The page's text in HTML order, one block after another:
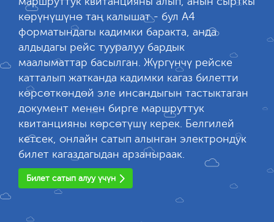
көрүнүшүнө таң калышат - бул А4
форматындагы кадимки баракта, анда
алдыдагы рейс тууралуу бардык
маалыматтар басылган. Жүргүнчү рейске
катталып жатканда кадимки кагаз билетти
көрсөткөндөй эле инсандыгын тастыктаган
документ менен бирге маршруттук
квитанцияны көрсөтүшү керек. Белгилей
кетсек, онлайн сатып алынган электрондук
билет кагаздагыдан арзаныраак.
Билет сатып алуу үчүн